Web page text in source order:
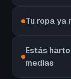
Tu ropa ya
Estás
medias